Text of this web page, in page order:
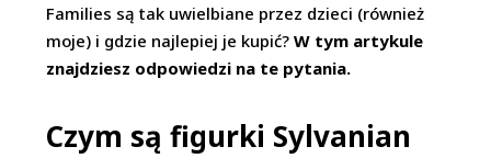
Families są tak uwielbiane przez dzieci (również
moje) i gdzie najlepiej je kupić?W tym artykule
znajdziesz odpowiedzi na te pytania.
Czym są figurki Sylvanian